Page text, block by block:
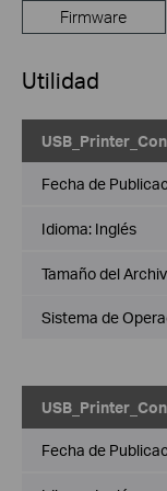
Firmware
Utilidad
Fecha de
Idioma: Inglés
Tamaño del
Sistema de
Fecha de